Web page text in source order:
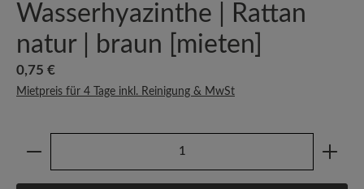
Wasserhyazinthe | Rattan
natur | braun [mieten]
Regulärer Preis:
0,75 €
Mietpreis für 4 Tage inkl. Reinigung & MwSt
Produkt Anzahl: Gib den gewünschten Wert ein